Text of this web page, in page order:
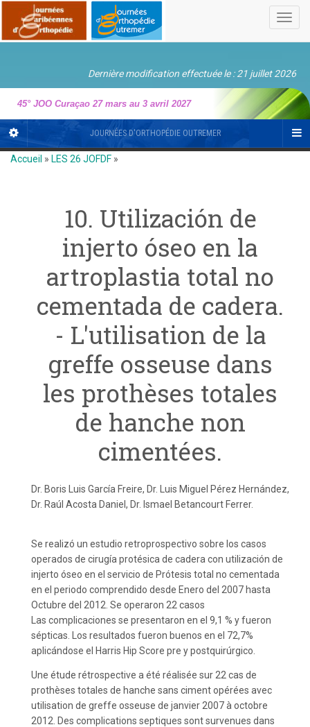
Dernière modification effectuée le : 21 juillet 2026
45° JOO Curaçao 27 mars au 3 avril 2027
JOURNÉES D'ORTHOPÉDIE OUTREMER
Accueil » LES 26 JOFDF »
10. Utilización de
injerto óseo en la
artroplastia total no
cementada de cadera.
- L'utilisation de la
greffe osseuse dans
les prothèses totales
de hanche non
cimentées.
Dr. Boris Luis García Freire, Dr. Luis Miguel Pérez Hernández,
Dr. Raúl Acosta Daniel, Dr. Ismael Betancourt Ferrer.
Se realizó un estudio retroprospectivo sobre los casos
operados de cirugía protésica de cadera con utilización de
injerto óseo en el servicio de Prótesis total no cementada
en el periodo comprendido desde Enero del 2007 hasta
Octubre del 2012. Se operaron 22 casos
Las complicaciones se presentaron en el 9,1 % y fueron
sépticas. Los resultados fueron buenos en el 72,7%
aplicándose el Harris Hip Score pre y postquirúrgico.
Une étude rétrospective a été réalisée sur 22 cas de
prothèses totales de hanche sans ciment opérées avec
utilisation de greffe osseuse de janvier 2007 à octobre
2012. Des complications septiques sont survenues dans